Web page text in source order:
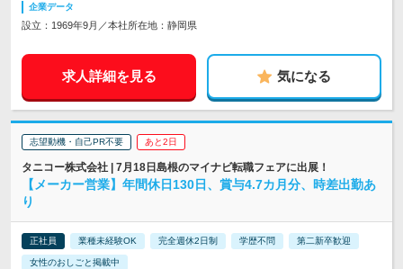
企業データ
設立：1969年9月／本社所在地：静岡県
求人詳細を見る 気になる
志望動機・自己PR不要 あと2日
タニコー株式会社 | 7月18日島根のマイナビ転職フェアに出展！
【メーカー営業】年間休日130日、賞与4.7カ月分、時差出勤あ
り
正社員 業種未経験OK 完全週休2日制 学歴不問 第二新卒歓迎
女性のおしごと掲載中